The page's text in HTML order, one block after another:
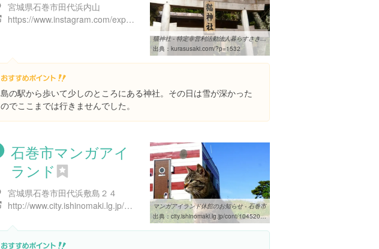
宮城県石巻市田代浜内山
https://www.instagram.com/explore/locations/408332502695303
猫神社 - 特定非営利活動法人暮らすさき | 特定非営利活動法人暮らすさき
出典： kurasusaki.com/?p=1532
島の駅から歩いて少しのところにある神社。その日は雪が深かった
のでここまでは行きませんでした。
石巻市マンガアイ
ランド
宮城県石巻市田代浜敷島２４
http://www.city.ishinomaki.lg.jp/syougaku/manga/ilandindex2.jsp
マンガアイランド休館のお知らせ - 石巻市
出典： city.ishinomaki.lg.jp/cont/10452000b/-kanko/-kankomap/d0040/20130224150619.html